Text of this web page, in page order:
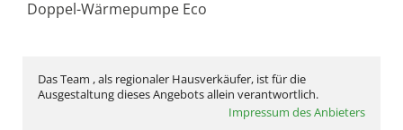
Doppel-Wärmepumpe Eco
Das Team , als regionaler Hausverkäufer, ist für die
Ausgestaltung dieses Angebots allein verantwortlich.
Impressum des Anbieters